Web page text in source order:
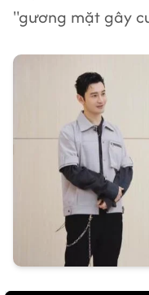
"gương mặt gây